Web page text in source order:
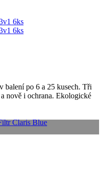
balení po 6 a 25 kusech. Tři
nově i ochrana. Ekologické